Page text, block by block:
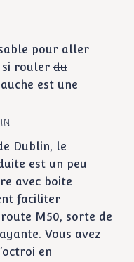
pour aller
si rouler du
est une
Dublin, le
est un peu
avec boite
faciliter
M50, sorte de
Vous avez
en